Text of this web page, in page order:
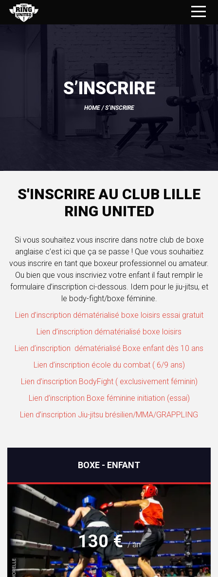
S’INSCRIRE
HOME/ S’INSCRIRE
S'INSCRIRE AU CLUB LILLE
RING UNITED
Si vous souhaitez vous inscrire dans notre club de boxe
anglaise c’est ici que ça se passe ! Que vous souhaitiez
vous inscrire en tant que boxeur professionnel ou amateur.
Ou bien que vous inscriviez votre enfant il faut remplir le
formulaire d’inscription ci-dessous. Idem pour le jiu-jitsu, et
le body-fight/boxe féminine.
Lien d’inscription dématérialisé boxe loisirs essai gratuit
Lien d’inscription dématérialisé boxe loisirs
Lien d’inscription dématérialisé Boxe enfant dès 10 ans
Lien d’inscription école du combat ( 6/9 ans)
Lien d’inscription BodyFight ( exclusivement féminin)
Lien d’inscription Boxe féminine initiation (essai)
Lien d’inscription Jiu-jitsu brésilien/MMA/GRAPPLING
BOXE - ENFANT
130 €/ an